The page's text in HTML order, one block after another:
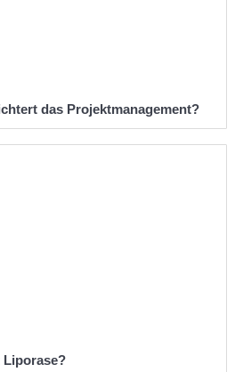
das Projektmanagement?
Liporase?